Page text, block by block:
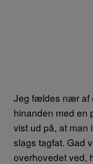
Jeg fældes nær af
hinanden med en
vist ud på, at man
slags tagfat. Gad
overhovedet ved,